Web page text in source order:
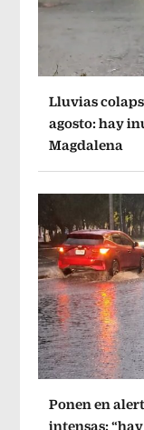
Lluvias
agosto: hay
Magdalena
Ponen en
intensas;